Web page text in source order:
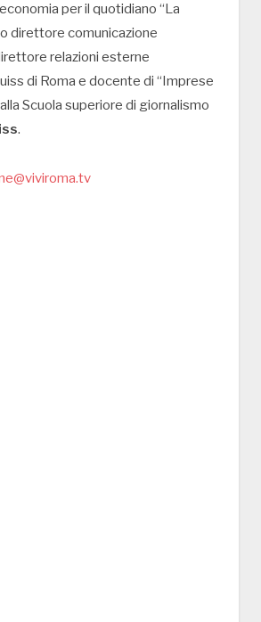
per il quotidiano “La
direttore comunicazione
relazioni esterne
di Roma e docente di “Imprese
Scuola superiore di giornalismo
.